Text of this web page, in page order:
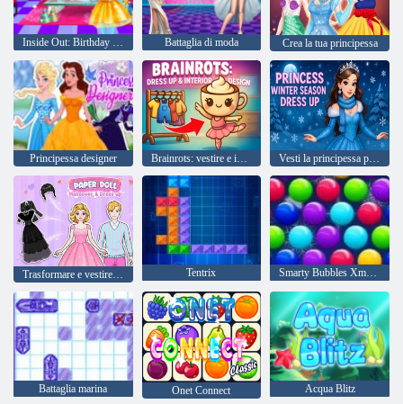
Inside Out: Birthday Party Battaglia di moda Crea la tua principessa
Principessa designer Brainrots: vestire e interior design Vesti la principessa per la stagione invernale
Tentrix Smarty Bubbles Xmas Edition
Battaglia marina Onet Connect Acqua Blitz